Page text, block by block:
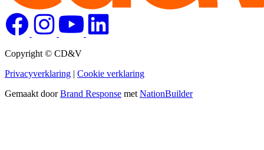
Copyright © CD&V
Privacyverklaring | Cookie verklaring
Gemaakt doorBrand Response met NationBuilder